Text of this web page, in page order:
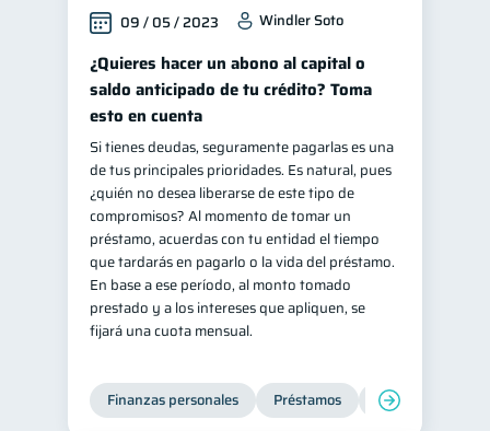
09 / 05 / 2023 Windler Soto
¿Quieres hacer un abono al capital o
saldo anticipado de tu crédito? Toma
esto en cuenta
Si tienes deudas, seguramente pagarlas es una
de tus principales prioridades. Es natural, pues
¿quién no desea liberarse de este tipo de
compromisos? Al momento de tomar un
préstamo, acuerdas con tu entidad el tiempo
que tardarás en pagarlo o la vida del préstamo.
En base a ese período, al monto tomado
prestado y a los intereses que apliquen, se
fijará una cuota mensual.
Finanzas personales Préstamos Productos